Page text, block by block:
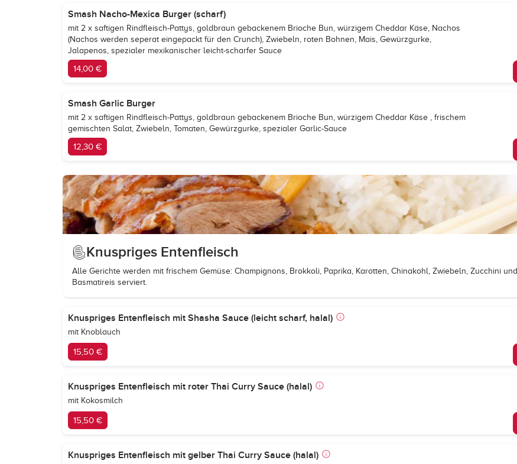
Smash Nacho-Mexica Burger (scharf)
mit 2 x saftigen Rindfleisch-Pattys, goldbraun gebackenem Brioche Bun, würzigem Cheddar Käse, Nachos
(Nachos werden seperat eingepackt für den Crunch), Zwiebeln, roten Bohnen, Mais, Gewürzgurke,
Jalapenos, spezialer mexikanischer leicht-scharfer Sauce
14,00 €
Smash Garlic Burger
mit 2 x saftigen Rindfleisch-Pattys, goldbraun gebackenem Brioche Bun, würzigem Cheddar Käse , frischem
gemischten Salat, Zwiebeln, Tomaten, Gewürzgurke, spezialer Garlic-Sauce
12,30 €
Knuspriges Entenfleisch
Alle Gerichte werden mit frischem Gemüse: Champignons, Brokkoli, Paprika, Karotten, Chinakohl, Zwiebeln, Zucchini und
Basmatireis serviert.
Knuspriges Entenfleisch mit Shasha Sauce (leicht scharf, halal)
mit Knoblauch
15,50 €
Knuspriges Entenfleisch mit roter Thai Curry Sauce (halal)
mit Kokosmilch
15,50 €
Knuspriges Entenfleisch mit gelber Thai Curry Sauce (halal)